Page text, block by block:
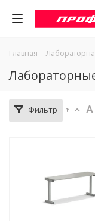
Главная -
Фильтр